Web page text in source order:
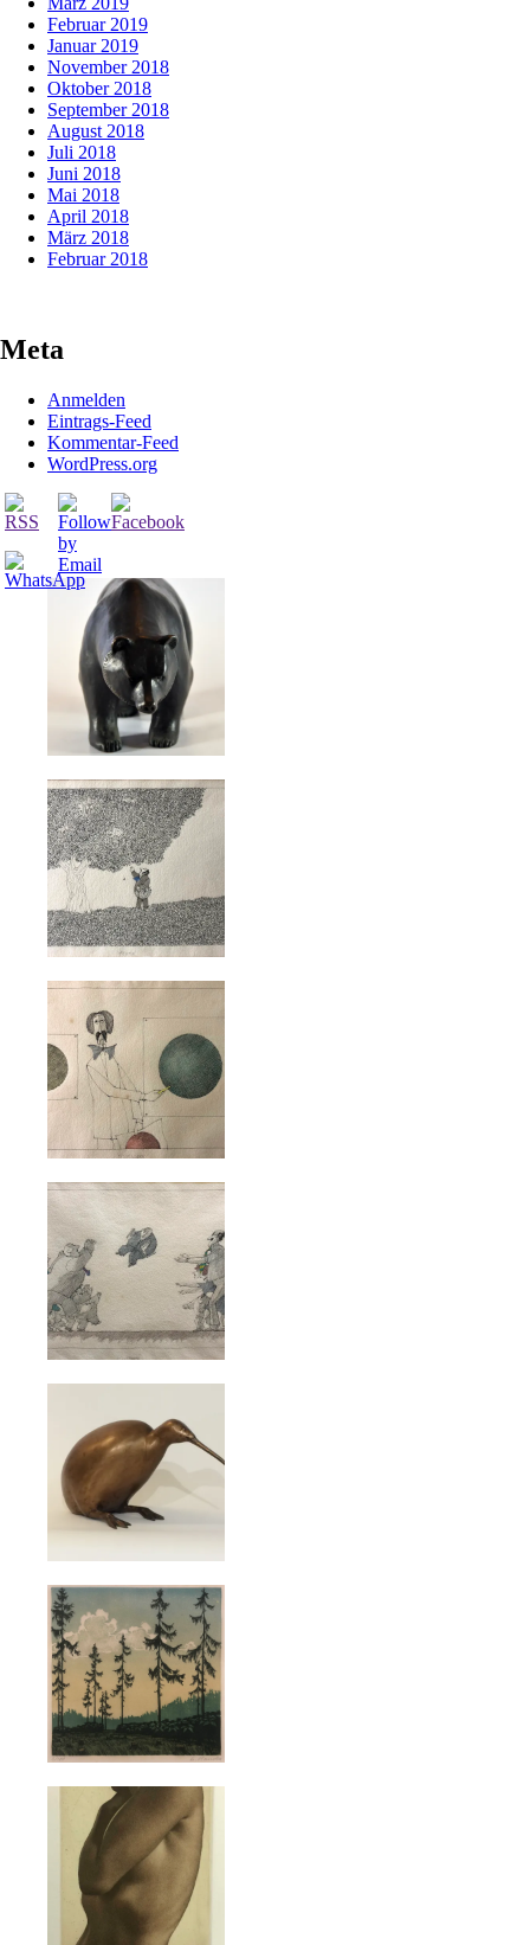
Februar 2019
Januar 2019
November 2018
Oktober 2018
September 2018
August 2018
Juli 2018
Juni 2018
Mai 2018
April 2018
März 2018
Februar 2018
Meta
Anmelden
Eintrags-Feed
Kommentar-Feed
WordPress.org